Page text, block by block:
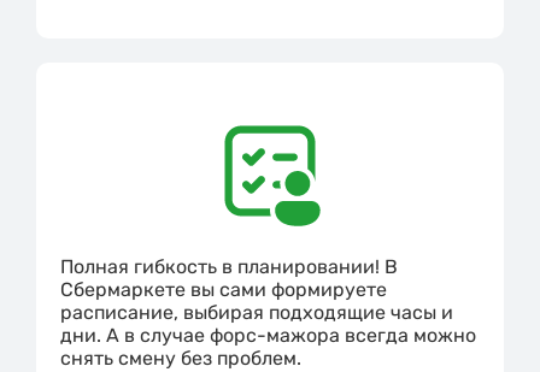
Полная гибкость в планировании! В
Сбермаркете вы сами формируете
расписание, выбирая подходящие часы и
дни. А в случае форс-мажора всегда можно
снять смену без проблем.